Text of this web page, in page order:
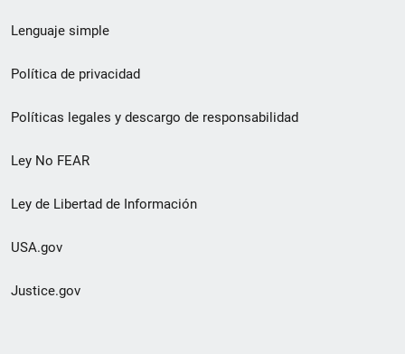
de
pie
de
página
Lenguaje simple
Política de privacidad
Políticas legales y descargo de responsabilidad
Ley No FEAR
Ley de Libertad de Información
USA.gov
Justice.gov